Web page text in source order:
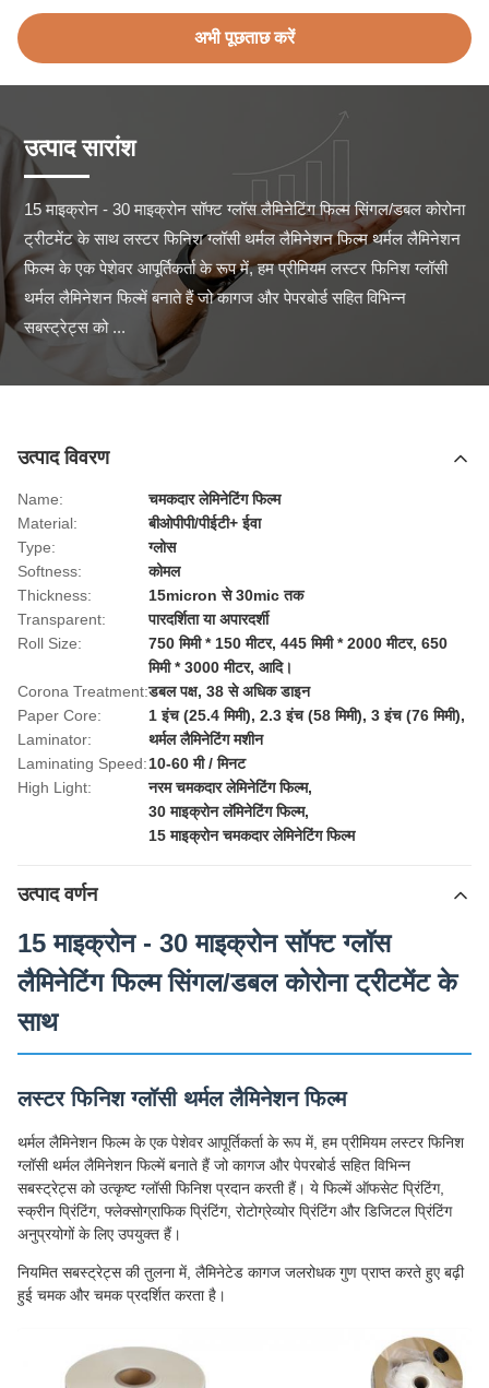
अभी पूछताछ करें
उत्पाद सारांश
15 माइक्रोन - 30 माइक्रोन सॉफ्ट ग्लॉस लैमिनेटिंग फिल्म सिंगल/डबल कोरोना
ट्रीटमेंट के साथ लस्टर फिनिश ग्लॉसी थर्मल लैमिनेशन फिल्म थर्मल लैमिनेशन
फिल्म के एक पेशेवर आपूर्तिकर्ता के रूप में, हम प्रीमियम लस्टर फिनिश ग्लॉसी
थर्मल लैमिनेशन फिल्में बनाते हैं जो कागज और पेपरबोर्ड सहित विभिन्न
सबस्ट्रेट्स को ...
उत्पाद विवरण
Name:
चमकदार लेमिनेटिंग फिल्म
Material:
बीओपीपी/पीईटी+ ईवा
Type:
ग्लोस
Softness:
कोमल
Thickness:
15micron से 30mic तक
Transparent:
पारदर्शिता या अपारदर्शी
Roll Size:
750 मिमी * 150 मीटर, 445 मिमी * 2000 मीटर, 650
मिमी * 3000 मीटर, आदि।
Corona Treatment:डबल पक्ष, 38 से अधिक डाइन
Paper Core:
1 इंच (25.4 मिमी), 2.3 इंच (58 मिमी), 3 इंच (76 मिमी),
Laminator:
थर्मल लैमिनेटिंग मशीन
Laminating Speed:10-60 मी / मिनट
High Light:
नरम चमकदार लेमिनेटिंग फिल्म,
30 माइक्रोन लॅमिनेटिंग फिल्म,
15 माइक्रोन चमकदार लेमिनेटिंग फिल्म
उत्पाद वर्णन
15 माइक्रोन - 30 माइक्रोन सॉफ्ट ग्लॉस
लैमिनेटिंग फिल्म सिंगल/डबल कोरोना ट्रीटमेंट के
साथ
लस्टर फिनिश ग्लॉसी थर्मल लैमिनेशन फिल्म
थर्मल लैमिनेशन फिल्म के एक पेशेवर आपूर्तिकर्ता के रूप में, हम प्रीमियम लस्टर फिनिश
ग्लॉसी थर्मल लैमिनेशन फिल्में बनाते हैं जो कागज और पेपरबोर्ड सहित विभिन्न
सबस्ट्रेट्स को उत्कृष्ट ग्लॉसी फिनिश प्रदान करती हैं। ये फिल्में ऑफसेट प्रिंटिंग,
स्क्रीन प्रिंटिंग, फ्लेक्सोग्राफिक प्रिंटिंग, रोटोग्रेव्योर प्रिंटिंग और डिजिटल प्रिंटिंग
अनुप्रयोगों के लिए उपयुक्त हैं।
नियमित सबस्ट्रेट्स की तुलना में, लैमिनेटेड कागज जलरोधक गुण प्राप्त करते हुए बढ़ी
हुई चमक और चमक प्रदर्शित करता है।